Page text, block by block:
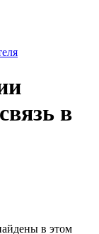
в
в этом